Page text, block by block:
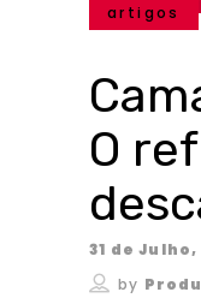
artigos
O
31 de Julho,
by